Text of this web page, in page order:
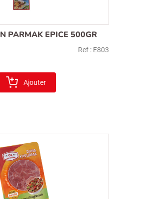
PARMAK EPICE 500GR
Ref : E803
Ajouter